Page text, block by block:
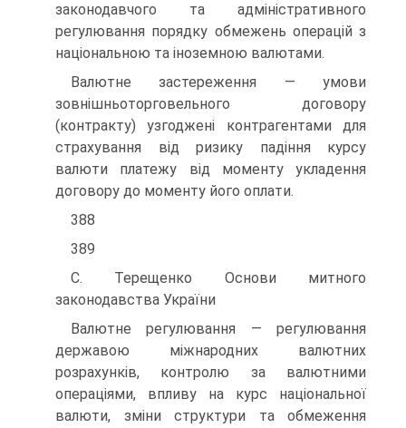
законодавчого та адміністративного
регулювання порядку обмежень операцій з
національною та іноземною валютами.
Валютне застереження — умови
зовнішньоторговельного договору
(контракту) узгоджені контрагентами для
страхування від ризику падіння курсу
валюти платежу від моменту укладення
договору до моменту його оплати.
388
389
С. Терещенко Основи митного
законодавства України
Валютне регулювання — регулювання
державою міжнародних валютних
розрахунків, контролю за валютними
операціями, впливу на курс національної
валюти, зміни структури та обмеження